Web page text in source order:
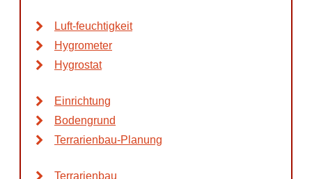
Luft-feuchtigkeit
Hygrometer
Hygrostat
Einrichtung
Bodengrund
Terrarienbau-Planung
Terrarienbau